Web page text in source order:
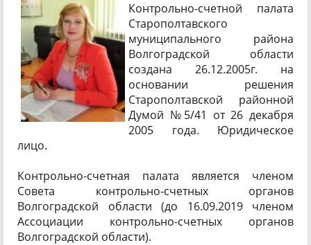
Контрольно-счетной палата
Старополтавского
муниципального района
Волгоградской области
создана 26.12.2005г. на
основании решения
Старополтавской районной
Думой №5/41 от 26 декабря
2005 года. Юридическое
лицо.
Контрольно-счетная палата является членом
Совета контрольно-счетных органов
Волгоградской области (до 16.09.2019 членом
Ассоциации контрольно-счетных органов
Волгоградской области).